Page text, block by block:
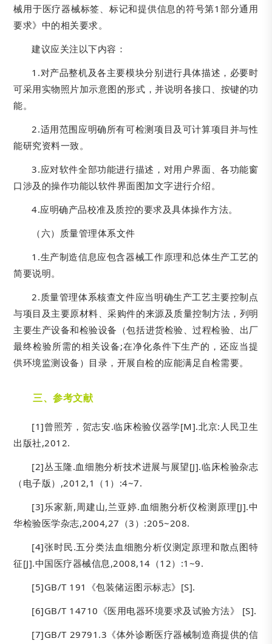
械用于医疗器械标签、标记和提供信息的符号第1部分通用
要求》中的相关要求。
建议应关注以下内容：
1.对产品整机及各主要模块分别进行具体描述，必要时
可采用实物照片加示意图的形式，并说明各接口、按键的功
能。
2.适用范围应明确所有可检测项目及可计算项目并与性
能研究资料一致。
3.应对软件全部功能进行描述，对用户界面、各功能窗
口涉及的操作功能以软件界面图加文字进行介绍。
4.应明确产品校准及质控的要求及具体操作方法。
（六）质量管理体系文件
1.生产制造信息应包含器械工作原理和总体生产工艺的
简要说明。
2.质量管理体系核查文件应当明确生产工艺主要控制点
与项目及主要原材料、采购件的来源及质量控制方法，列明
主要生产设备和检验设备（包括进货检验、过程检验、出厂
最终检验所需的相关设备;在净化条件下生产的，还应当提
供环境监测设备）目录，开展自检的应能满足自检需要。
三、参考文献
[1]曾照芳，贺志安.临床检验仪器学[M].北京:人民卫生
出版社,2012.
[2]丛玉隆.血细胞分析技术进展与展望[J].临床检验杂志
（电子版）,2012,1（1）:4~7.
[3]乐家新,周建山,兰亚婷.血细胞分析仪检测原理[J].中
华检验医学杂志,2004,27（3）:205~208.
[4]张时民.五分类法血细胞分析仪测定原理和散点图特
征[J].中国医疗器械信息,2008,14（12）:1~9.
[5]GB/T 191《包装储运图示标志》[S].
[6]GB/T 14710《医用电器环境要求及试验方法》 [S].
[7]GB/T 29791.3《体外诊断医疗器械制造商提供的信